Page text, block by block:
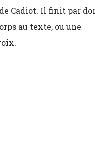
Cadiot. Il finit par
au texte, ou une